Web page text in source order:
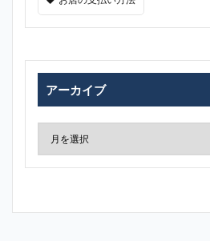
アーカイブ